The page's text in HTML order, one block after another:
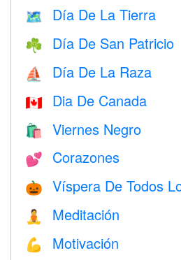
🗺️ Día De La Tierra
☘️ Día De San Patricio
⛵️ Día De La Raza
🇨🇦 Dia De Canada
🛍 Viernes Negro
💕 Corazones
🎃 Víspera De Todos
🧘 Meditación
💪 Motivación